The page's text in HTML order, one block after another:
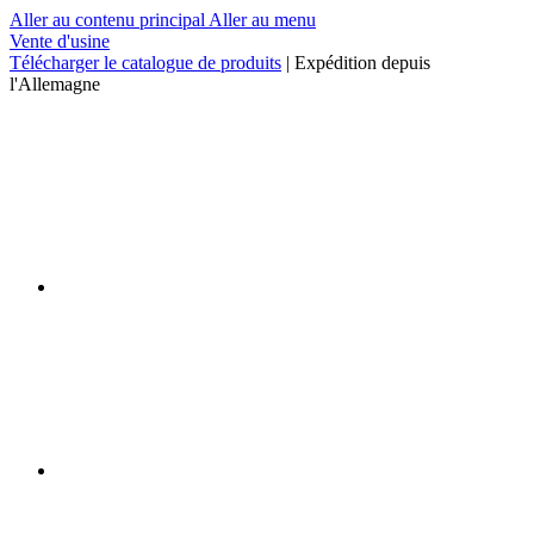
Aller au contenu principal Aller au menu
Vente d'usine
Télécharger le catalogue de produits | Expédition depuis
l'Allemagne